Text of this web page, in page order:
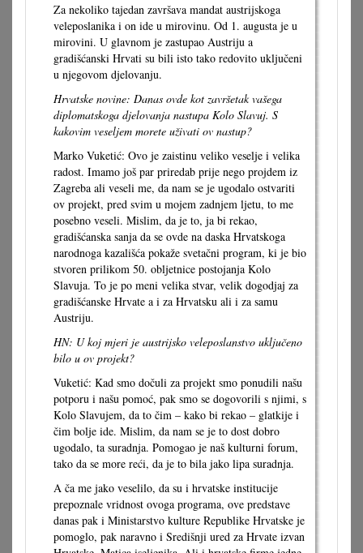
Za nekoliko tajedan završava mandat austrijskoga
veleposlanika i on ide u mirovinu. Od 1. augusta je u
mirovini. U glavnom je zastupao Austriju a
gradišćanski Hrvati su bili isto tako redovito uključeni
u njegovom djelovanju.
Hrvatske novine: Danas ovde kot završetak vašega
diplomatskoga djelovanja nastupa Kolo Slavuj. S
kakovim veseljem morete uživati ov nastup?
Marko Vuketić: Ovo je zaistinu veliko veselje i velika
radost. Imamo još par priredab prije nego projdem iz
Zagreba ali veseli me, da nam se je ugodalo ostvariti
ov projekt, pred svim u mojem zadnjem ljetu, to me
posebno veseli. Mislim, da je to, ja bi rekao,
gradišćanska sanja da se ovde na daska Hrvatskoga
narodnoga kazališća pokaže svetačni program, ki je bio
stvoren prilikom 50. obljetnice postojanja Kolo
Slavuja. To je po meni velika stvar, velik dogodjaj za
gradišćanske Hrvate a i za Hrvatsku ali i za samu
Austriju.
HN: U koj mjeri je austrijsko veleposlanstvo uključeno
bilo u ov projekt?
Vuketić: Kad smo dočuli za projekt smo ponudili našu
potporu i našu pomoć, pak smo se dogovorili s njimi, s
Kolo Slavujem, da to čim – kako bi rekao – glatkije i
čim bolje ide. Mislim, da nam se je to dost dobro
ugodalo, ta suradnja. Pomogao je naš kulturni forum,
tako da se more reći, da je to bila jako lipa suradnja.
A ča me jako veselilo, da su i hrvatske institucije
prepoznale vridnost ovoga programa, ove predstave
danas pak i Ministarstvo kulture Republike Hrvatske je
pomoglo, pak naravno i Središnji ured za Hrvate izvan